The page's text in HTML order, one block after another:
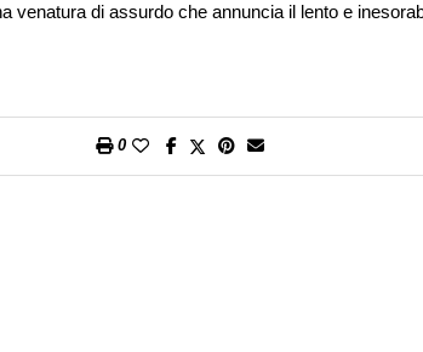
venatura di assurdo che annuncia il lento e
0